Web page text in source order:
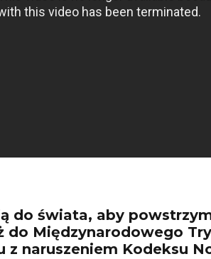
do świata, aby
do Międzynarodowego
z naruszeniem Kodeksu